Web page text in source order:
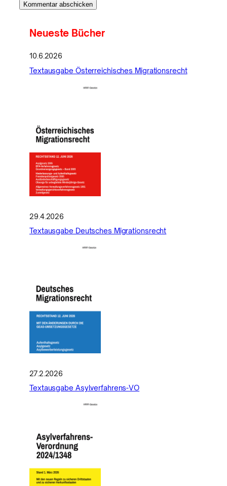
Neueste Bücher
10.6.2026
Textausgabe Österreichisches Migrationsrecht
29.4.2026
Textausgabe Deutsches Migrationsrecht
27.2.2026
Textausgabe Asylverfahrens-VO